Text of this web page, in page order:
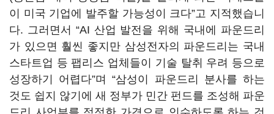
이 미국 기업에 발주할 가능성이 크다”고 지적했습니
다. 그러면서 “AI 산업 발전을 위해 국내에 파운드리
가 있으면 훨씬 좋지만 삼성전자의 파운드리는 국내
스타트업 등 팹리스 업체들이 기술 탈취 우려 등으로
성장하기 어렵다”며“삼성이 파운드리 분사를 하는
것도 쉽지 않기에 새 정부가 민간 펀드를 조성해 파운